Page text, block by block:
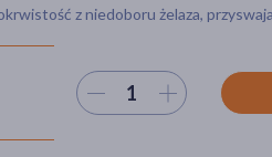
z niedoboru żelaza,
Wybierz ilość